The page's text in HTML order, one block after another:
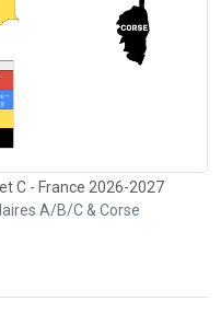
C - France 2026-2027
A/B/C & Corse